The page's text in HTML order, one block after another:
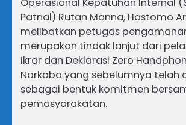
Operasional Kepatuhan Internal
Patnal) Rutan Manna, Hastomo
melibatkan petugas
merupakan tindak lanjut dari
Ikrar dan Deklarasi Zero
Narkoba yang sebelumnya telah
sebagai bentuk komitmen
pemasyarakatan.